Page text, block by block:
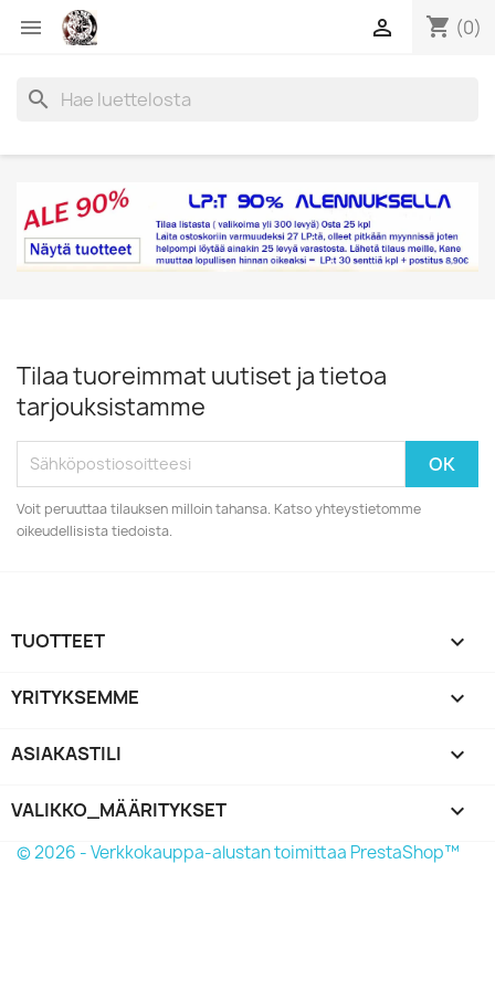
 shopping_cart (0)

search
Tilaa tuoreimmat uutiset ja tietoa
tarjouksistamme
Voit peruuttaa tilauksen milloin tahansa. Katso yhteystietomme
oikeudellisista tiedoista.
TUOTTEET 
YRITYKSEMME 
ASIAKASTILI 
VALIKKO_MÄÄRITYKSET keyboard_arrow_down
© 2026 - Verkkokauppa-alustan toimittaa PrestaShop™